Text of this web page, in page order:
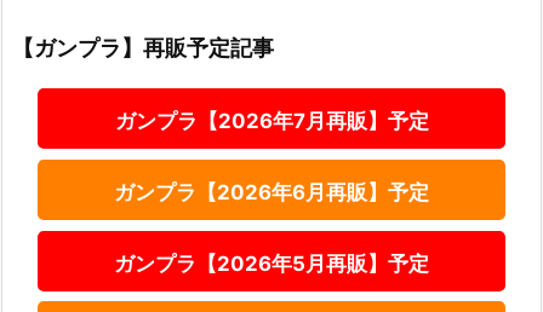
【ガンプラ】再販予定記事
ガンプラ【2026年7月再販】予定
ガンプラ【2026年6月再販】予定
ガンプラ【2026年5月再販】予定